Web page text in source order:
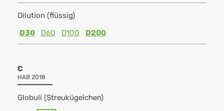
Dilution (flüssig)
D30
D60 D100 D200
C
HAB 2018
Globuli (Streukügelchen)